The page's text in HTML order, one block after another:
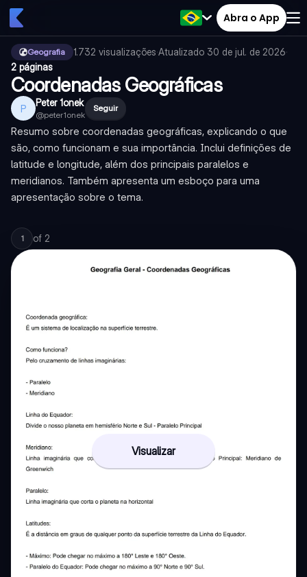
Abra o App
Geografia 1.732 visualizações·Atualizado 30 de jul. de 2026·
2 páginas
Coordenadas Geográficas
P Peter 1onek
@peter1onek
Seguir
Resumo sobre coordenadas geográficas, explicando o que
são, como funcionam e sua importância. Inclui definições de
latitude e longitude, além dos principais paralelos e
meridianos. Também apresenta um esboço para uma
apresentação sobre o tema.
1 of 2
Visualizar